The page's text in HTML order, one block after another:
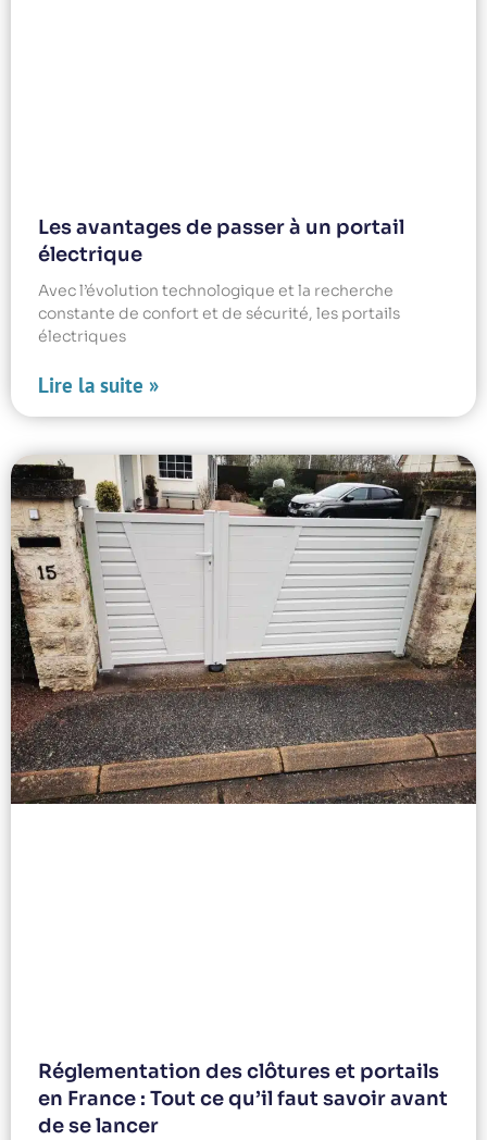
Les avantages de passer à un portail
électrique
Avec l’évolution technologique et la recherche
constante de confort et de sécurité, les portails
électriques
Lire la suite »
Réglementation des clôtures et portails
en France : Tout ce qu’il faut savoir avant
de se lancer